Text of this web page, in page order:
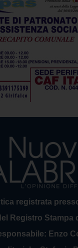
registrata
Registro Stampa
Enzo